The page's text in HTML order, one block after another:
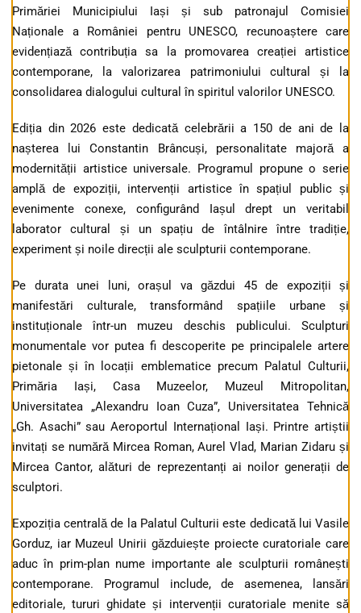
Primăriei Municipiului Iași și sub patronajul Comisiei
Naționale a României pentru UNESCO, recunoaștere care
evidențiază contribuția sa la promovarea creației artistice
contemporane, la valorizarea patrimoniului cultural și la
consolidarea dialogului cultural în spiritul valorilor UNESCO.
Ediția din 2026 este dedicată celebrării a 150 de ani de la
nașterea lui Constantin Brâncuși, personalitate majoră a
modernității artistice universale. Programul propune o serie
amplă de expoziții, intervenții artistice în spațiul public și
evenimente conexe, configurând Iașul drept un veritabil
laborator cultural și un spațiu de întâlnire între tradiție,
experiment și noile direcții ale sculpturii contemporane.
Pe durata unei luni, orașul va găzdui 45 de expoziții și
manifestări culturale, transformând spațiile urbane și
instituționale într-un muzeu deschis publicului. Sculpturi
monumentale vor putea fi descoperite pe principalele artere
pietonale și în locații emblematice precum Palatul Culturii,
Primăria Iași, Casa Muzeelor, Muzeul Mitropolitan,
Universitatea „Alexandru Ioan Cuza”, Universitatea Tehnică
„Gh. Asachi” sau Aeroportul Internațional Iași. Printre artiștii
invitați se numără Mircea Roman, Aurel Vlad, Marian Zidaru și
Mircea Cantor, alături de reprezentanți ai noilor generații de
sculptori.
Expoziția centrală de la Palatul Culturii este dedicată lui Vasile
Gorduz, iar Muzeul Unirii găzduiește proiecte curatoriale care
aduc în prim-plan nume importante ale sculpturii românești
contemporane. Programul include, de asemenea, lansări
editoriale, tururi ghidate și intervenții curatoriale menite să